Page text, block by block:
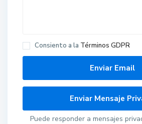
Consiento a la Términos GDPR
Puede responder a mensajes